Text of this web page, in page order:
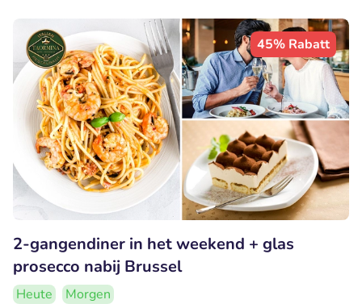
45% Rabatt
2-gangendiner in het weekend + glas
prosecco nabij Brussel
Heute
Morgen